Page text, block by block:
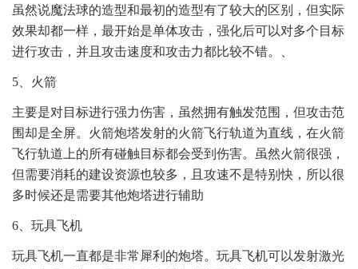
虽然说魔法球的造型和最初的造型有了较大的区别，但实际
效果却都一样，最开始是单体攻击，强化后可以对多个目标
进行攻击，并且攻击速度和攻击力都比较不错。、
5、火箭
主要是对目标进行强力伤害，虽然拥有触发范围，但攻击范
围却是全屏。火箭炮塔发射的火箭飞行轨道为直线，在火箭
飞行轨道上的所有碰触目标都会受到伤害。虽然火箭很强，
但需要消耗的建设资源也较多，且攻速不是特别快，所以很
多时候还是需要其他炮塔进行辅助
6、玩具飞机
玩具飞机一直都是非常犀利的炮塔。玩具飞机可以发射激光